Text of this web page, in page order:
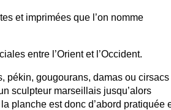
et imprimées que l’on nomme
entre l’Orient et l’Occident.
pékin, gougourans, damas ou cirsacs
sculpteur marseillais jusqu’alors
planche est donc d’abord pratiquée